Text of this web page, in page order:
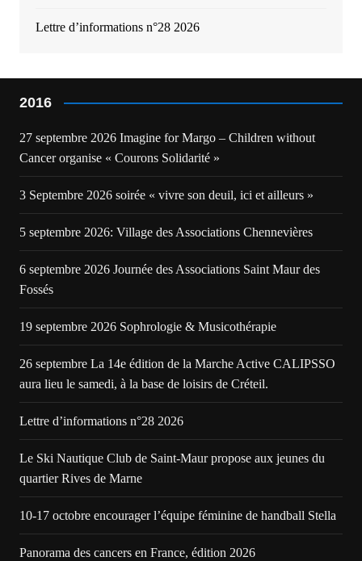
Lettre d’informations n°28 2026
2016
27 septembre 2026 Imagine for Margo – Children without
Cancer organise « Courons Solidarité »
3 Septembre 2026 soirée « vivre son deuil, ici et ailleurs »
5 septembre 2026: Village des Associations Chennevières
6 septembre 2026 Journée des Associations Saint Maur des
Fossés
19 septembre 2026 Sophrologie & Musicothérapie
26 septembre La 14e édition de la Marche Active CALIPSSO
aura lieu le samedi, à la base de loisirs de Créteil.
Lettre d’informations n°28 2026
Le Ski Nautique Club de Saint-Maur propose aux jeunes du
quartier Rives de Marne
10-17 octobre encourager l’équipe féminine de handball Stella
Panorama des cancers en France, édition 2026